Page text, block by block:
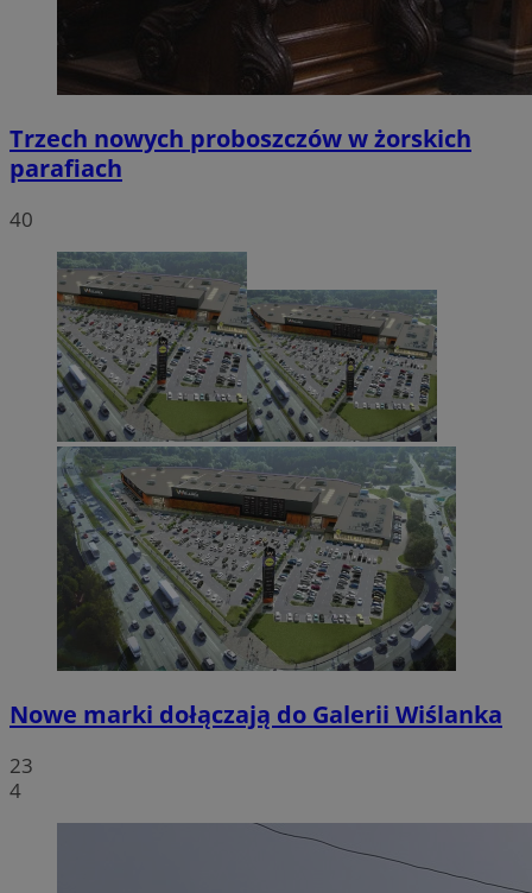
Trzech nowych proboszczów w żorskich
parafiach
40
Nowe marki dołączają do Galerii Wiślanka
23
4